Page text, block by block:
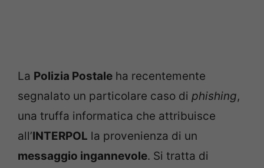
La Polizia Postale ha recentemente
segnalato un particolare caso di phishing,
una truffa informatica che attribuisce
all’INTERPOL la provenienza di un
messaggio ingannevole. Si tratta di